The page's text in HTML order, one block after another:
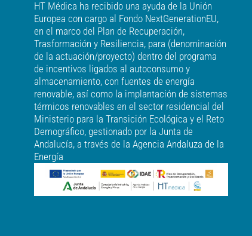
HT Médica ha recibido una ayuda de la Unión
Europea con cargo al Fondo NextGenerationEU,
en el marco del Plan de Recuperación,
Trasformación y Resiliencia, para (denominación
de la actuación/proyecto) dentro del programa
de incentivos ligados al autoconsumo y
almacenamiento, con fuentes de energía
renovable, así como la implantación de sistemas
térmicos renovables en el sector residencial del
Ministerio para la Transición Ecológica y el Reto
Demográfico, gestionado por la Junta de
Andalucía, a través de la Agencia Andaluza de la
Energía